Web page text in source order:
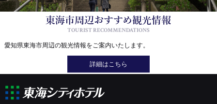
東海市周辺おすすめ観光情報
TOURIST RECOMMENDATIONS
愛知県東海市周辺の観光情報をご案内いたします。
詳細はこちら